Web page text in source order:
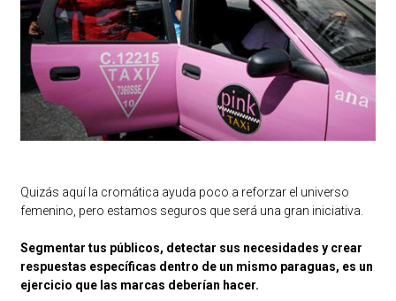
Quizás aquí la cromática ayuda poco a reforzar el universo
femenino, pero estamos seguros que será una gran iniciativa.
Segmentar tus públicos, detectar sus necesidades y crear
respuestas específicas dentro de un mismo paraguas, es un
ejercicio que las marcas deberían hacer.